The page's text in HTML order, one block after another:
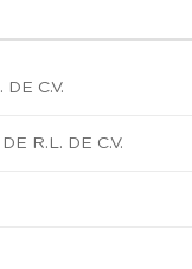
C.V.
R.L. DE C.V.